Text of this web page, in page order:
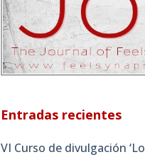
Entradas recientes
VI Curso de divulgación